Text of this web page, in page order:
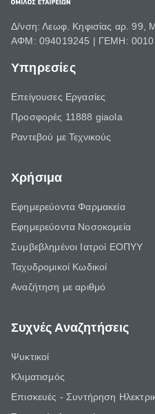
Δ/νση: Λεωφ. Κηφισίας αρ. 99,
ΑΦΜ: 094019245 | ΓΕΜΗ:
Υπηρεσίες
Επείγουσες Εργασίες
Προσφορές 11888 giaola
Ραντεβού με Τεχνικούς
Χρήσιμα
Εφημερεύοντα Φαρμακεία
Εφημερεύοντα Νοσοκομεία
Συμβεβλημένοι Ιατροί ΕΟΠΥΥ
Ταχυδρομικοί Κωδικοί
Αναζήτηση με αριθμό
Συχνές Αναζητήσεις
Ψυκτικοί
Κλιματισμός
Επισκευές - Συντήρηση